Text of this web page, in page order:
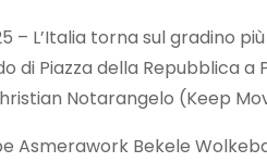
– L’Italia torna sul gradino
di Piazza della Repubblica
Notarangelo (Keep
Asmerawork Bekele